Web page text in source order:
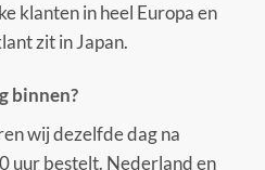
klanten in heel Europa en
zit in Japan.
binnen?
wij dezelfde dag na
uur bestelt. Nederland en